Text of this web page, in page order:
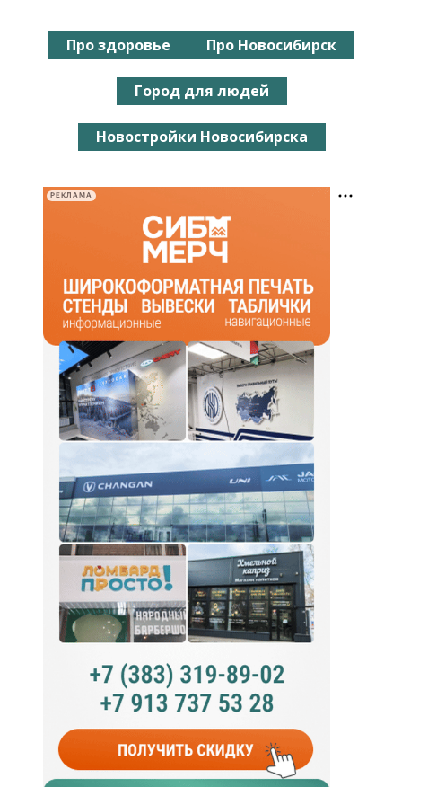
Про здоровье Про Новосибирск
Город для людей
Новостройки Новосибирска
РЕКЛАМА